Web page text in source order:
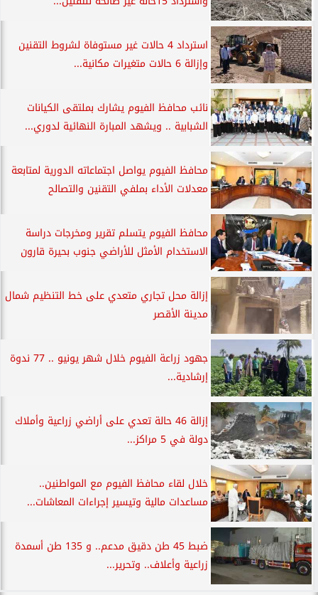
استرداد 4 حالات غير مستوفاة لشروط التقنين
وإزالة 6 حالات متغيرات مكانية...
نائب محافظ الفيوم يشارك بملتقى الكيانات
الشبابية .. ويشهد المبارة النهائية لدوري...
محافظ الفيوم يواصل اجتماعاته الدورية لمتابعة
معدلات الأداء بملفي التقنين والتصالح
محافظ الفيوم يتسلم تقرير ومخرجات دراسة
الاستخدام الأمثل للأراضي جنوب بحيرة قارون
إزالة محل تجاري متعدي على خط التنظيم شمال
مدينة الأقصر
جهود زراعة الفيوم خلال شهر يونيو .. 77 ندوة
إرشادية...
إزالة 46 حالة تعدي على أراضي زراعية وأملاك
دولة في 5 مراكز...
خلال لقاء محافظ الفيوم مع المواطنين..
مساعدات مالية وتيسير إجراءات المعاشات...
ضبط 45 طن دقيق مدعم.. و 135 طن أسمدة
زراعية وأعلاف.. وتحرير...